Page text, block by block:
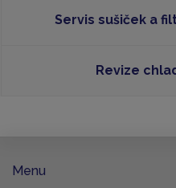
Servis sušiček a
Revize
Menu